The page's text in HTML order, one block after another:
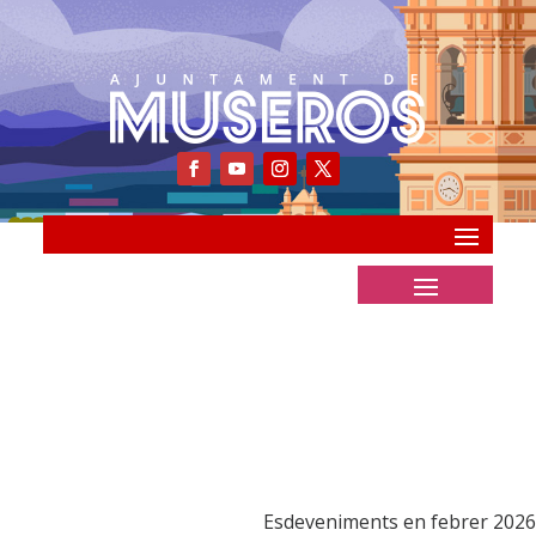
Esdeveniments en febrer 2026